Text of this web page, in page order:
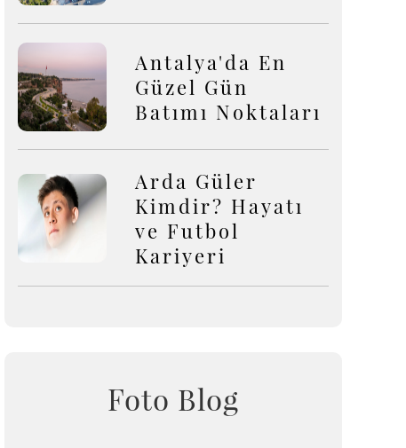
Antalya'da En
Güzel Gün
Batımı Noktaları
Arda Güler
Kimdir? Hayatı
ve Futbol
Kariyeri
Foto Blog